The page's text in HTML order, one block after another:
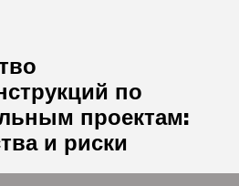
по
проектам:
и риски